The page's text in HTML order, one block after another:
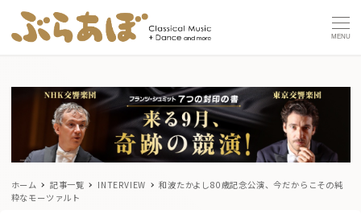
MENU
ホーム 記事一覧 INTERVIEW
和波たかよし80歳記念公演、今だからこその純
粋なモーツァルト